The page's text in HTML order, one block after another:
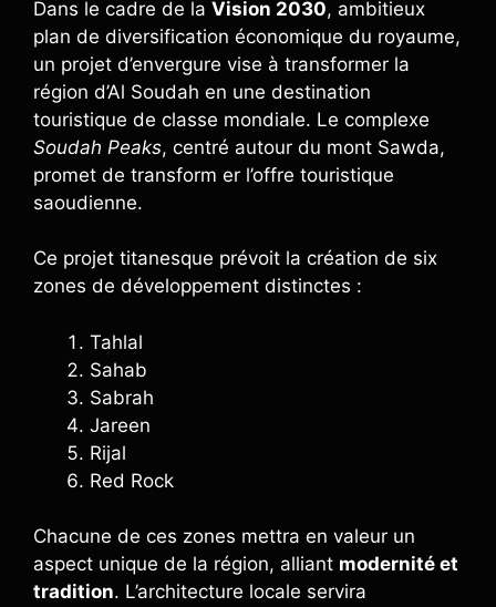
Dans le cadre de la Vision 2030, ambitieux
plan de diversification économique du royaume,
un projet d’envergure vise à transformer la
région d’Al Soudah en une destination
touristique de classe mondiale. Le complexe
Soudah Peaks, centré autour du mont Sawda,
promet de transform er l’offre touristique
saoudienne.
Ce projet titanesque prévoit la création de six
zones de développement distinctes :
Tahlal
Sahab
Sabrah
Jareen
Rijal
Red Rock
Chacune de ces zones mettra en valeur un
aspect unique de la région, alliant modernité et
tradition. L’architecture locale servira